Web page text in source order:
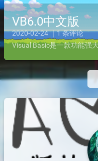
VB6.0中文版
2020-02-24 ｜1 条评论